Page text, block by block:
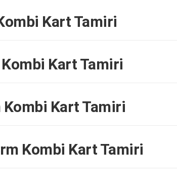
Kart Tamiri
Kart Tamiri
Kombi Kart Tamiri
Kombi Kart Tamiri